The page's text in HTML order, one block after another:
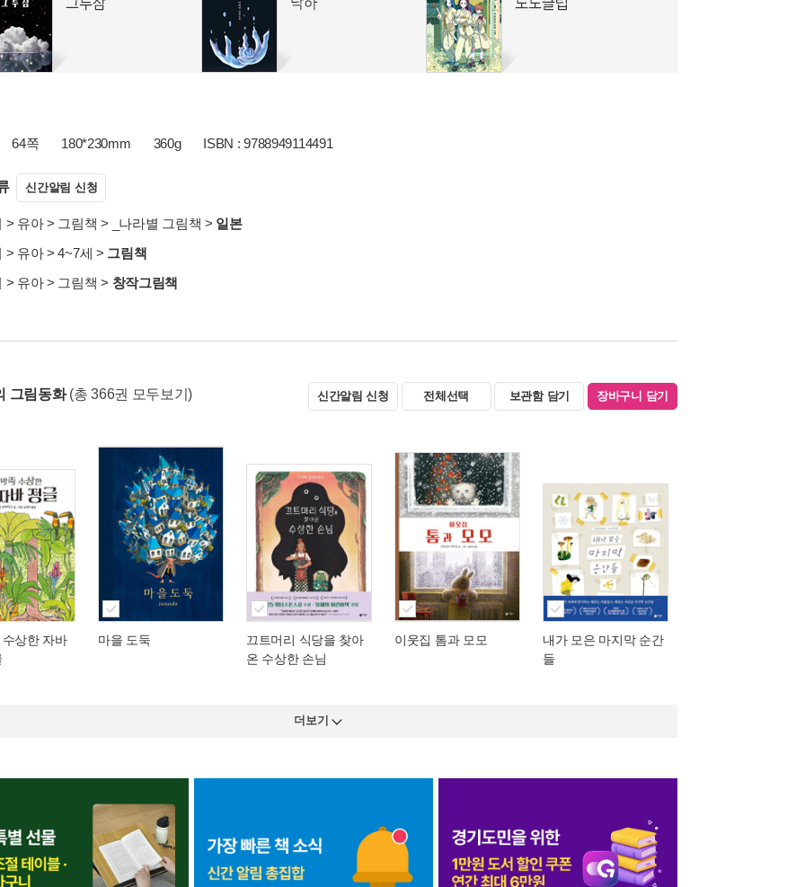
64쪽 180*230mm 360g ISBN : 9788949114491
신간알림 신청
> 유아> 그림책 > _나라별 그림책 > 일본
> 유아>4~7세 > 그림책
> 유아> 그림책 > 창작그림책
그림동화 (총 366권 모두보기) 신간알림 신청 전체선택 보관함 담기 장바구니 담기
상한 자바
마을 도둑
끄트머리 식당을 찾아
온 수상한 손님
이웃집 톰과 모모
내가 모은 마지막 순간
들
더보기